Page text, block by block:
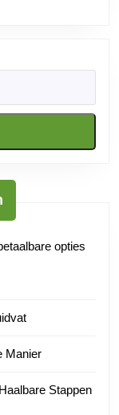
opties
Manier
Stappen